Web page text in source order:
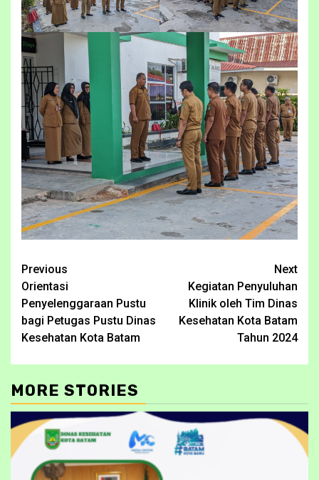
Continue
Reading
Previous
Orientasi
Penyelenggaraan Pustu
bagi Petugas Pustu Dinas
Kesehatan Kota Batam
Next
Kegiatan Penyuluhan
Klinik oleh Tim Dinas
Kesehatan Kota Batam
Tahun 2024
MORE STORIES